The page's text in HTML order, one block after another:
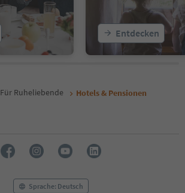
Entdecken
Für Ruheliebende Hotels & Pensionen
Sprache: Deutsch